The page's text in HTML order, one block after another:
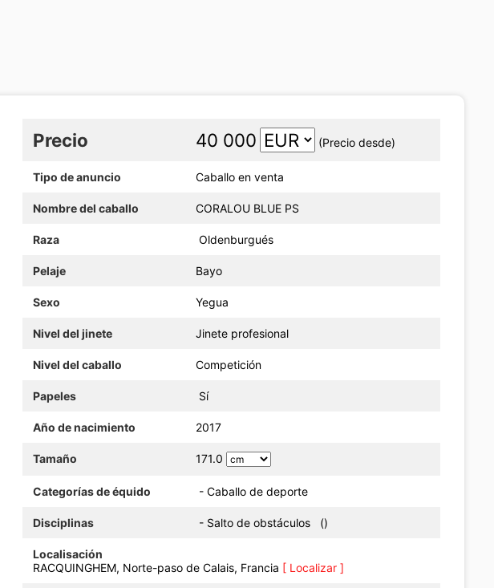
Precio 40 000 (Precio desde)
Tipo de anuncio Caballo en venta
Nombre del caballo CORALOU BLUE PS
Raza Oldenburgués
Pelaje Bayo
Sexo Yegua
Nivel del jinete Jinete profesional
Nivel del caballo Competición
Papeles Sí
Año de nacimiento 2017
Tamaño 171.0
Categorías de équido - Caballo de deporte
Disciplinas - Salto de obstáculos ()
Localisación
RACQUINGHEM, Norte-paso de Calais, Francia [ Localizar ]